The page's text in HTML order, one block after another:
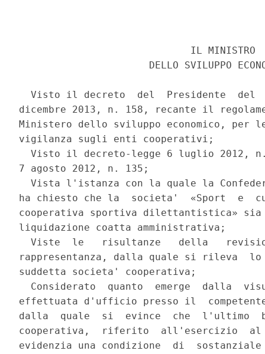
                             IL MINISTRO
DELLO SVILUPPO
Visto il decreto  del  Presidente  del
dicembre 2013, n. 158, recante il
Ministero dello sviluppo economico, per
vigilanza sugli enti cooperativi;
Visto il decreto-legge 6 luglio 2012,
7 agosto 2012, n. 135;
Vista l'istanza con la quale la
ha chiesto che la  societa'  «Sport  e
cooperativa sportiva dilettantistica» sia
liquidazione coatta amministrativa;
Viste  le   risultanze   della
rappresentanza, dalla quale si rileva
suddetta societa' cooperativa;
Considerato  quanto  emerge  dalla
effettuata d'ufficio presso il
dalla  quale  si  evince  che  l'ultimo
cooperativa,  riferito  all'esercizio  al
evidenzia una condizione  di